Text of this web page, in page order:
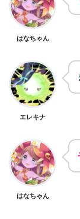
はなちゃん
エレキナ
はなちゃん